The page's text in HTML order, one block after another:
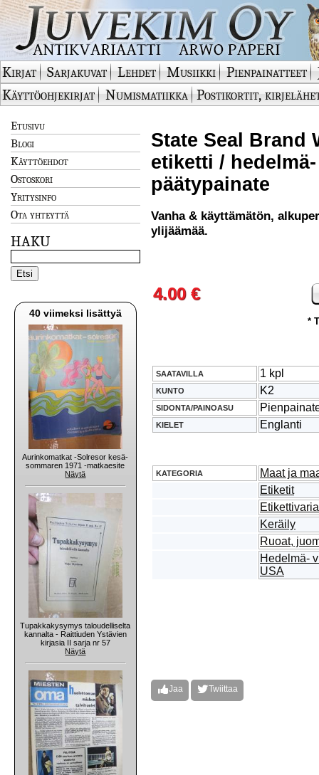
Kirjat Sarjakuvat Lehdet Musiikki Pienpainatteet
Käyttöohjekirjat
Numismatiikka Postikortit,
Etusivu
Blogi
Käyttöehdot
Ostoskori
Yritysinfo
Ota yhteyttä
HAKU
40 viimeksi lisättyä
Aurinkomatkat -Solresor kesä-
sommaren 1971 -matkaesite
Näytä
Tupakkakysymys taloudelliselta
kannalta - Raittiuden Ystävien
kirjasia II sarja nr 57
Näytä
State Seal Brand
etiketti /
päätypainate
Vanha & käyttämätön,
ylijäämää.
4.00 €
*
SAATAVILLA 1 kpl
KUNTO K2
SIDONTA/PAINOASU
KIELET Englanti
KATEGORIA
Maat ja
Etiketit
Etikettivaria
Keräily
Ruoat,
Hedelmä-
USA
Jaa Twiittaa